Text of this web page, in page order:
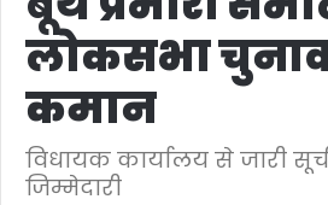
लोकसभा
कमान
विधायक कार्यालय से जारी
जिम्मेदारी